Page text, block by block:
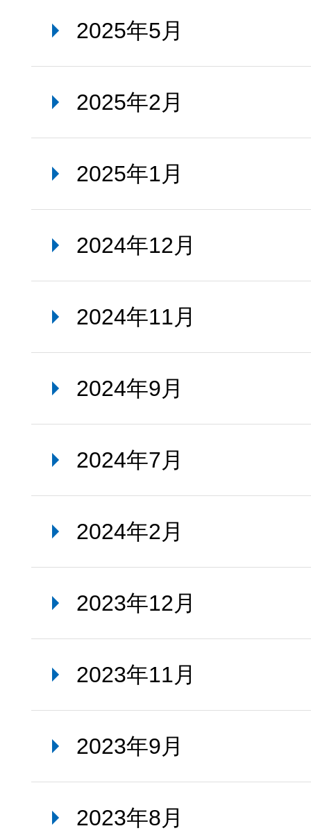
2025年5月
2025年2月
2025年1月
2024年12月
2024年11月
2024年9月
2024年7月
2024年2月
2023年12月
2023年11月
2023年9月
2023年8月